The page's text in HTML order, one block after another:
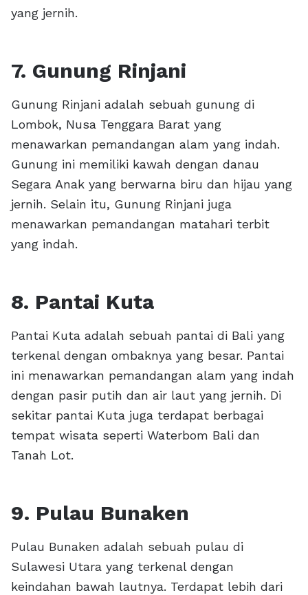
yang jernih.
7. Gunung Rinjani
Gunung Rinjani adalah sebuah gunung di
Lombok, Nusa Tenggara Barat yang
menawarkan pemandangan alam yang indah.
Gunung ini memiliki kawah dengan danau
Segara Anak yang berwarna biru dan hijau yang
jernih. Selain itu, Gunung Rinjani juga
menawarkan pemandangan matahari terbit
yang indah.
8. Pantai Kuta
Pantai Kuta adalah sebuah pantai di Bali yang
terkenal dengan ombaknya yang besar. Pantai
ini menawarkan pemandangan alam yang indah
dengan pasir putih dan air laut yang jernih. Di
sekitar pantai Kuta juga terdapat berbagai
tempat wisata seperti Waterbom Bali dan
Tanah Lot.
9. Pulau Bunaken
Pulau Bunaken adalah sebuah pulau di
Sulawesi Utara yang terkenal dengan
keindahan bawah lautnya. Terdapat lebih dari